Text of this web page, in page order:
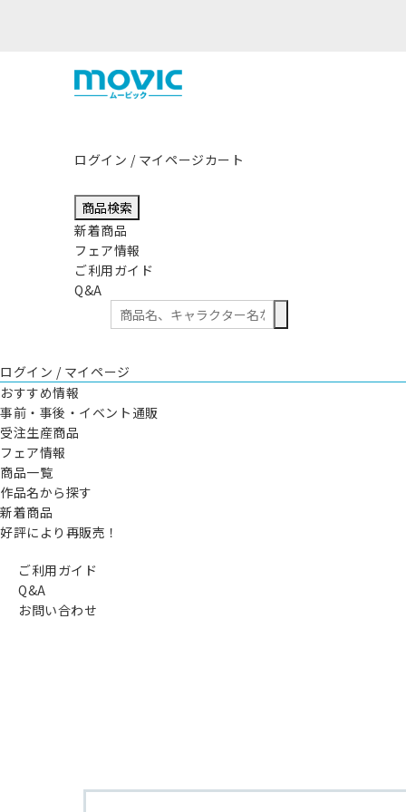
ログイン / マイページカート
商品検索
新着商品
フェア情報
ご利用ガイド
Q&A
ログイン / マイページ
おすすめ情報
事前・事後・イベント通販
受注生産商品
フェア情報
商品一覧
作品名から探す
新着商品
好評により再販売！
ご利用ガイド
Q&A
お問い合わせ